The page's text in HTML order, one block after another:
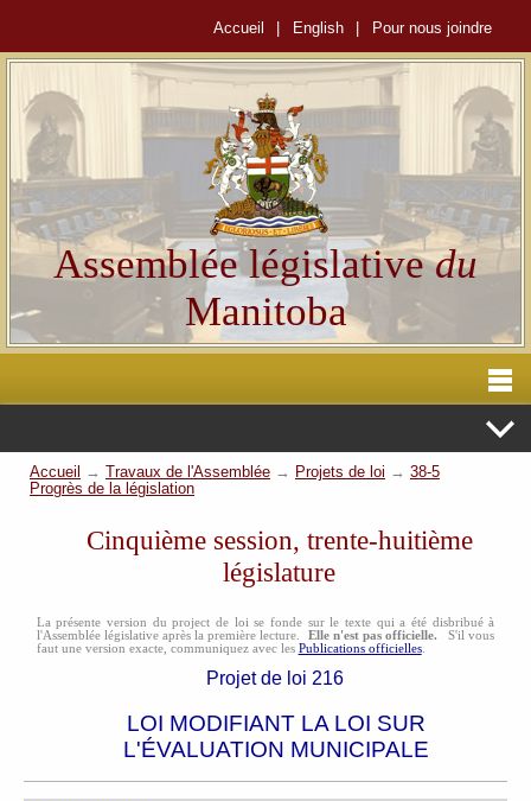
Accueil English Pour nous joindre
Assemblée législativedu
Manitoba
Accueil → Travaux de l'Assemblée → Projets de loi → 38-5
Progrès de la législation
Cinquième session, trente-huitième
législature
La présente version du project de loi se fonde sur le texte qui a été disbribué à
l'Assemblée législative après la première lecture. Elle n'est pas officielle. S'il vous
faut une version exacte, communiquez avec les Publications officielles.
Projet de loi 216
LOI MODIFIANT LA LOI SUR
L'ÉVALUATION MUNICIPALE